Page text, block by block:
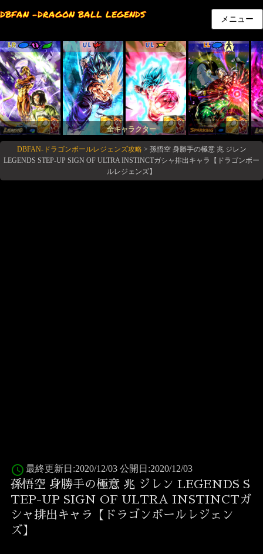
DBFAN -DRAGON BALL LEGENDS メニュー
LR UL UL LL
全キャラクター
DBFAN-ドラゴンボールレジェンズ攻略> 孫悟空 身勝手の極意 兆 ジレン
LEGENDS STEP-UP SIGN OF ULTRA INSTINCTガシャ排出キャラ【ドラゴンボー
ルレジェンズ】
access_time 最終更新日:2020/12/03 公開日:2020/12/03
孫悟空 身勝手の極意 兆 ジレン LEGENDS S
TEP-UP SIGN OF ULTRA INSTINCTガ
シャ排出キャラ【ドラゴンボールレジェン
ズ】